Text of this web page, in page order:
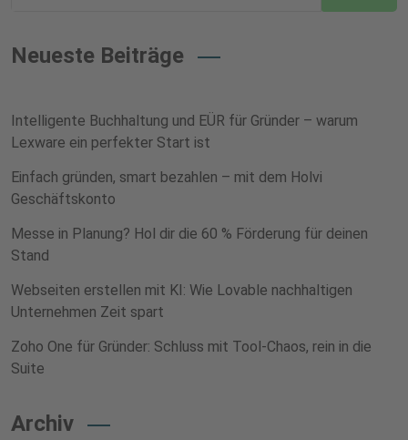
Neueste Beiträge
Intelligente Buchhaltung und EÜR für Gründer – warum
Lexware ein perfekter Start ist
Einfach gründen, smart bezahlen – mit dem Holvi
Geschäftskonto
Messe in Planung? Hol dir die 60 % Förderung für deinen
Stand
Webseiten erstellen mit KI: Wie Lovable nachhaltigen
Unternehmen Zeit spart
Zoho One für Gründer: Schluss mit Tool-Chaos, rein in die
Suite
Archiv